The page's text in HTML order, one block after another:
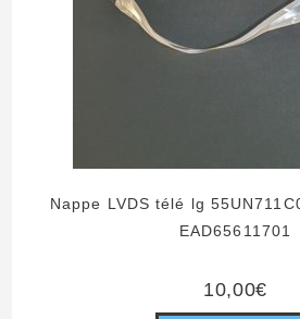
Nappe LVDS télé lg
EAD65611701
10,00€